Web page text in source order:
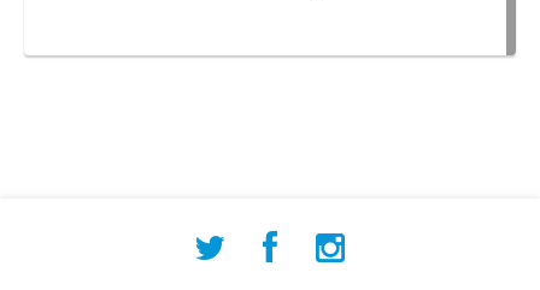
violencia de género, y promover la